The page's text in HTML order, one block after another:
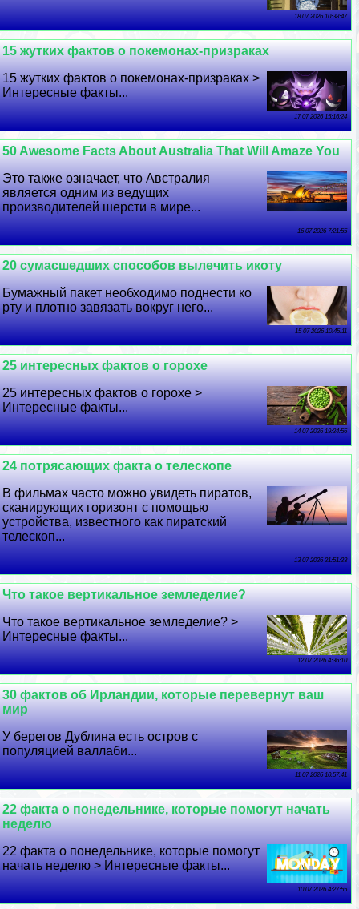
18 07 2026 10:38:47
15 жутких фактов о покемонах-призpaках
15 жутких фактов о покемонах-призpaках >
Интересные факты...
17 07 2026 15:16:24
50 Awesome Facts About Australia That Will Amaze You
Это также означает, что Австралия
является одним из ведущих
производителей шерсти в мире...
16 07 2026 7:21:55
20 cyмacшедших способов вылечить икоту
Бумажный пакет необходимо поднести ко
рту и плотно завязать вокруг него...
15 07 2026 10:45:11
25 интересных фактов о горохе
25 интересных фактов о горохе >
Интересные факты...
14 07 2026 19:24:56
24 потрясающих факта о телескопе
В фильмах часто можно увидеть пиратов,
сканирующих горизонт с помощью
устройства, известного как пиратский
телескоп...
13 07 2026 21:51:23
Что такое вертикальное земледелие?
Что такое вертикальное земледелие? >
Интересные факты...
12 07 2026 4:36:10
30 фактов об Ирландии, которые перевернут ваш
мир
У берегов Дублина есть остров с
популяцией валлаби...
11 07 2026 10:57:41
22 факта о понедельнике, которые помогут начать
неделю
22 факта о понедельнике, которые помогут
начать неделю > Интересные факты...
10 07 2026 4:27:55